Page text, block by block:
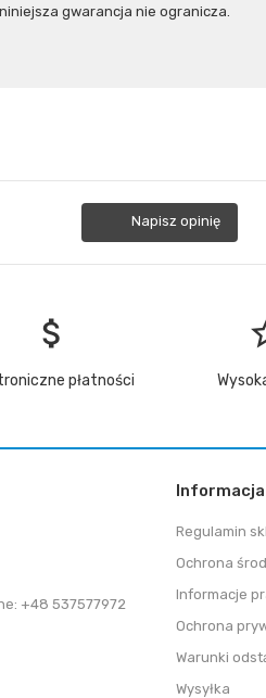
gwarancja nie ogranicza.
Napisz opinię
attach_money
płatności
+48 537577972
Informacja
Regulamin
Ochrona
Informacje
Ochrona
Warunki
Wysyłka